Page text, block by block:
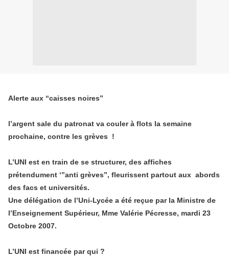
Alerte aux “caisses noires”
l’argent sale du patronat va couler à flots la semaine
prochaine, contre les grèves !
L’UNI est en train de se structurer, des affiches
prétendument ‘”anti grèves”, fleurissent partout aux abords
des facs et universités.
Une délégation de l’Uni-Lycée a été reçue par la Ministre de
l’Enseignement Supérieur, Mme Valérie Pécresse, mardi 23
Octobre 2007.
L’UNI est financée par qui ?